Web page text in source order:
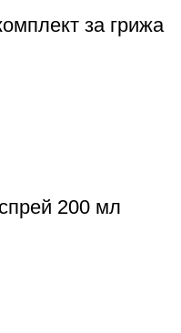
за грижа
200 мл